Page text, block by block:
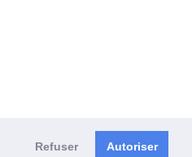
Refuser Autoriser